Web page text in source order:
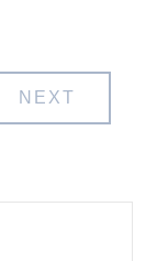
NEXT